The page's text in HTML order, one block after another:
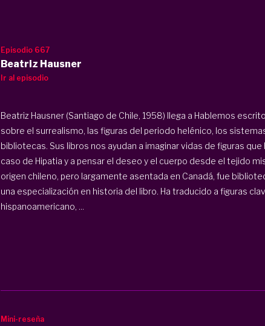
Episodio 667
Beatriz Hausner
Ir al episodio
Beatriz Hausner (Santiago de Chile, 1958) llega a Hablemos
sobre el surrealismo, las figuras del periodo helénico, los
bibliotecas. Sus libros nos ayudan a imaginar vidas de figuras
caso de Hipatia y a pensar el deseo y el cuerpo desde el tejido
origen chileno, pero largamente asentada en Canadá, fue
una especialización en historia del libro. Ha traducido a figuras
hispanoamericano, ...
Mini-reseña